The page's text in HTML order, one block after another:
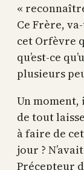
«
Ce Frère,
cet Orfèvre
qu’est-ce
plusieurs
Un moment,
de tout
à faire de
jour ?
Précepteur